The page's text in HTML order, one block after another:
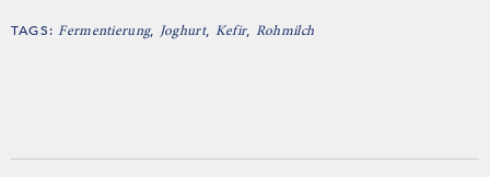
TAGS:Fermentierung, Joghurt, Kefir, Rohmilch